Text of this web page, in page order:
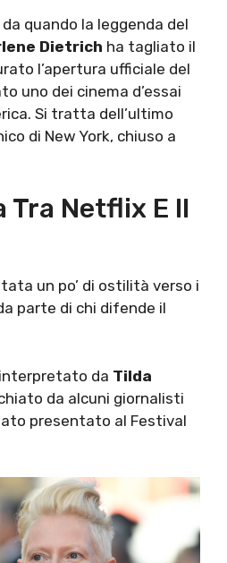
quando la leggenda del
Dietrich ha tagliato il
l’apertura ufficiale del
uno dei cinema d’essai
Si tratta dell’ultimo
di New York, chiuso a
Tra Netflix E Il
un po’ di ostilità verso i
parte di chi difende il
da Tilda
da alcuni giornalisti
presentato al Festival